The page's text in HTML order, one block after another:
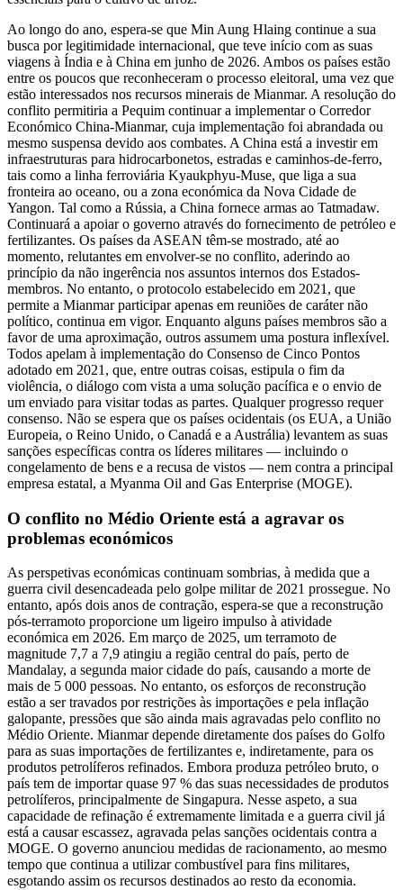
Ao longo do ano, espera-se que Min Aung Hlaing continue a sua
busca por legitimidade internacional, que teve início com as suas
viagens à Índia e à China em junho de 2026. Ambos os países estão
entre os poucos que reconheceram o processo eleitoral, uma vez que
estão interessados nos recursos minerais de Mianmar. A resolução do
conflito permitiria a Pequim continuar a implementar o Corredor
Económico China-Mianmar, cuja implementação foi abrandada ou
mesmo suspensa devido aos combates. A China está a investir em
infraestruturas para hidrocarbonetos, estradas e caminhos-de-ferro,
tais como a linha ferroviária Kyaukphyu-Muse, que liga a sua
fronteira ao oceano, ou a zona económica da Nova Cidade de
Yangon. Tal como a Rússia, a China fornece armas ao Tatmadaw.
Continuará a apoiar o governo através do fornecimento de petróleo e
fertilizantes. Os países da ASEAN têm-se mostrado, até ao
momento, relutantes em envolver-se no conflito, aderindo ao
princípio da não ingerência nos assuntos internos dos Estados-
membros. No entanto, o protocolo estabelecido em 2021, que
permite a Mianmar participar apenas em reuniões de caráter não
político, continua em vigor. Enquanto alguns países membros são a
favor de uma aproximação, outros assumem uma postura inflexível.
Todos apelam à implementação do Consenso de Cinco Pontos
adotado em 2021, que, entre outras coisas, estipula o fim da
violência, o diálogo com vista a uma solução pacífica e o envio de
um enviado para visitar todas as partes. Qualquer progresso requer
consenso. Não se espera que os países ocidentais (os EUA, a União
Europeia, o Reino Unido, o Canadá e a Austrália) levantem as suas
sanções específicas contra os líderes militares — incluindo o
congelamento de bens e a recusa de vistos — nem contra a principal
empresa estatal, a Myanma Oil and Gas Enterprise (MOGE).
O conflito no Médio Oriente está a agravar os
problemas económicos
As perspetivas económicas continuam sombrias, à medida que a
guerra civil desencadeada pelo golpe militar de 2021 prossegue. No
entanto, após dois anos de contração, espera-se que a reconstrução
pós-terramoto proporcione um ligeiro impulso à atividade
económica em 2026. Em março de 2025, um terramoto de
magnitude 7,7 a 7,9 atingiu a região central do país, perto de
Mandalay, a segunda maior cidade do país, causando a morte de
mais de 5 000 pessoas. No entanto, os esforços de reconstrução
estão a ser travados por restrições às importações e pela inflação
galopante, pressões que são ainda mais agravadas pelo conflito no
Médio Oriente. Mianmar depende diretamente dos países do Golfo
para as suas importações de fertilizantes e, indiretamente, para os
produtos petrolíferos refinados. Embora produza petróleo bruto, o
país tem de importar quase 97 % das suas necessidades de produtos
petrolíferos, principalmente de Singapura. Nesse aspeto, a sua
capacidade de refinação é extremamente limitada e a guerra civil já
está a causar escassez, agravada pelas sanções ocidentais contra a
MOGE. O governo anunciou medidas de racionamento, ao mesmo
tempo que continua a utilizar combustível para fins militares,
esgotando assim os recursos destinados ao resto da economia.